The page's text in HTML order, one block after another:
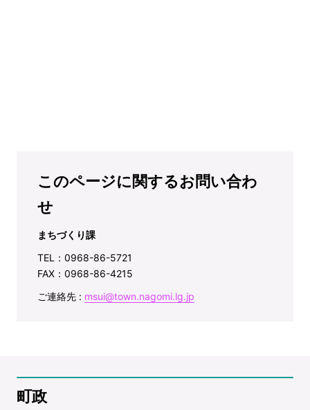
このページに関するお問い合わ
せ
まちづくり課
TEL：0968-86-5721
FAX：0968-86-4215
ご連絡先 : msui@town.nagomi.lg.jp
町政